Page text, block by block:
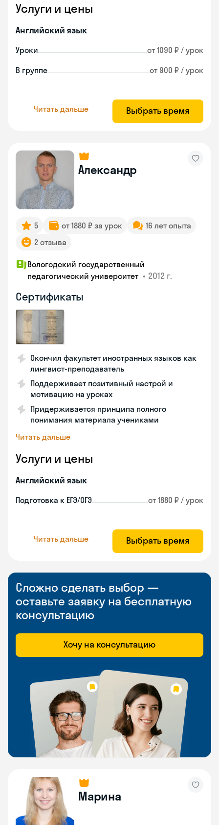
Услуги и цены
Английский язык
Уроки от 1090 ₽ / урок
В группе от 900 ₽ / урок
Читать дальше Выбрать время
Александр
5 от 1880 ₽ за урок
16 лет опыта
2 отзыва
Вологодский государственный
педагогический университет • 2012 г.
Сертификаты
Окончил факультет иностранных языков как
лингвист-преподаватель
Поддерживает позитивный настрой и
мотивацию на уроках
Придерживается принципа полного
понимания материала учениками
Читать дальше
Услуги и цены
Английский язык
Подготовка к ЕГЭ/ОГЭ от 1880 ₽ / урок
Читать дальше Выбрать время
Сложно сделать выбор —
оставьте заявку на бесплатную
консультацию
Хочу на консультацию
Марина